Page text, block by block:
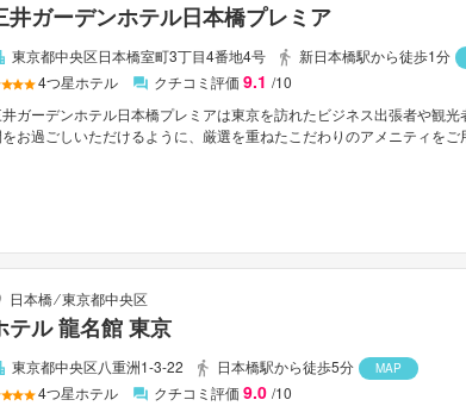
井ガーデンホテル日本橋プレミア
東京都中央区日本橋室町3丁目4番地4号 新日本橋駅から徒歩1分
4つ星ホテル クチコミ評価9.1 /10
ガーデンホテル日本橋プレミアは東京を訪れたビジネス出張者や観
お過ごしいただけるように、厳選を重ねたこだわりのアメニティを
アは、東京観光は大変便利なロケーションに位置しているだけなく、
日本橋⁄東京都中央区
テル 龍名館 東京
東京都中央区八重洲1-3-22 日本橋駅から徒歩5分 MAP
4つ星ホテル クチコミ評価9.0 /10